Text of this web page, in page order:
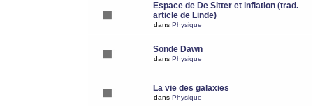
Espace de De Sitter et inflation (trad.
article de Linde)
dans Physique
Sonde Dawn
dans Physique
La vie des galaxies
dans Physique